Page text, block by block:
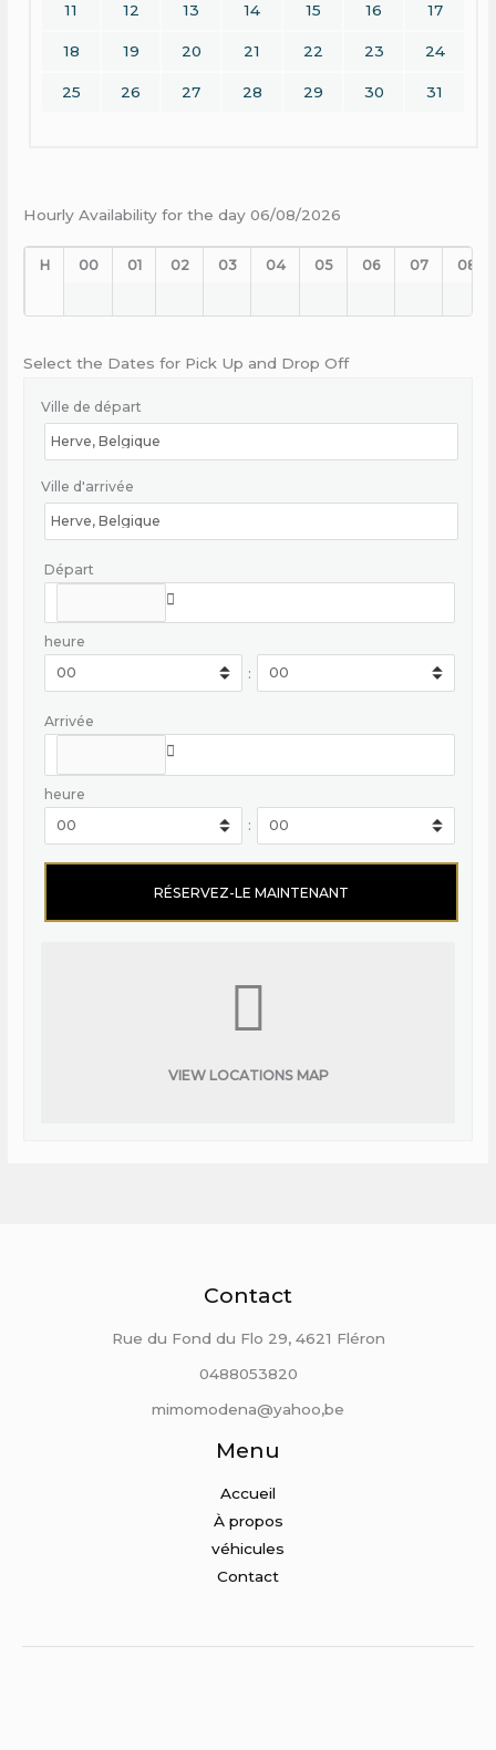
11 12 13 14 15 16 17
18 19 20 21 22 23 24
25 26 27 28 29 30 31
Hourly Availability for the day 06/08/2026
H 00 01 02 03 04 05 06 07 08
Select the Dates for Pick Up and Drop Off
Ville de départ
Ville d'arrivée
Départ
heure
:
Arrivée
heure
:
VIEW LOCATIONS MAP
Contact
Rue du Fond du Flo 29, 4621 Fléron
0488053820
mimomodena@yahoo,be
Menu
Accueil
À propos
véhicules
Contact